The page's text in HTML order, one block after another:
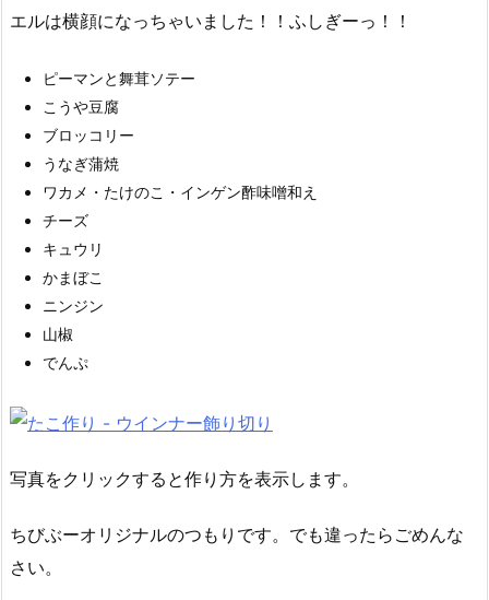
エルは横顔になっちゃいました！！ふしぎーっ！！
ピーマンと舞茸ソテー
こうや豆腐
ブロッコリー
うなぎ蒲焼
ワカメ・たけのこ・インゲン酢味噌和え
チーズ
キュウリ
かまぼこ
ニンジン
山椒
でんぷ
写真をクリックすると作り方を表示します。
ちびぶーオリジナルのつもりです。でも違ったらごめんな
さい。